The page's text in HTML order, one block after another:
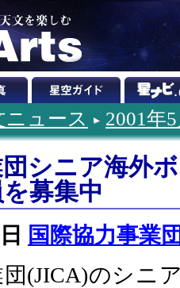
ニュース 2001年
団シニア海外
募集中
国際協力事業
団(JICA)のシニ